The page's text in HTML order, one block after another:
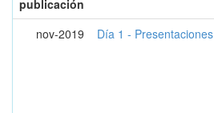
publicación
nov-2019 Día 1 - Presentaciones